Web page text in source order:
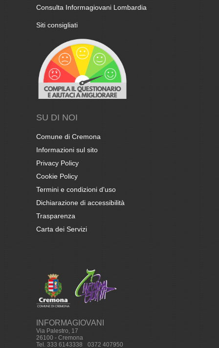
Consulta Informagiovani Lombardia
Siti consigliati
SU DI NOI
Comune di Cremona
Informazioni sul sito
Privacy Policy
Cookie Policy
Termini e condizioni d'uso
Dichiarazione di accessibilità
Trasparenza
Carta dei Servizi
INFORMAGIOVANI
Via Palestro, 17
26100 - Cremona
Tel. 333 6143338
0372 407950